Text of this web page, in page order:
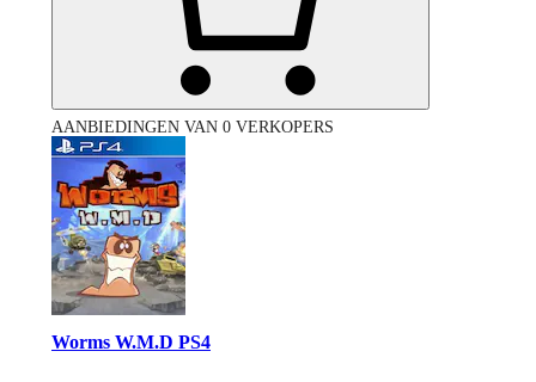
AANBIEDINGEN VAN 0 VERKOPERS
Worms W.M.D PS4